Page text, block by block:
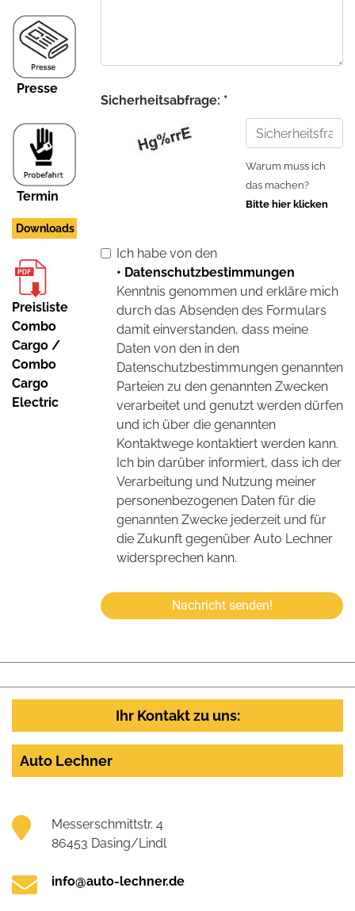
Presse
Termin
Downloads
Preisliste
Combo
Cargo /
Combo
Cargo
Electric
Sicherheitsabfrage: *
Warum muss ich
das machen?
Bitte hier klicken
Ich habe von den
• Datenschutzbestimmungen
Kenntnis genommen und erkläre mich
durch das Absenden des Formulars
damit einverstanden, dass meine
Daten von den in den
Datenschutzbestimmungen genannten
Parteien zu den genannten Zwecken
verarbeitet und genutzt werden dürfen
und ich über die genannten
Kontaktwege kontaktiert werden kann.
Ich bin darüber informiert, dass ich der
Verarbeitung und Nutzung meiner
personenbezogenen Daten für die
genannten Zwecke jederzeit und für
die Zukunft gegenüber Auto Lechner
widersprechen kann.
Nachricht senden!
Ihr Kontakt zu uns:
Auto Lechner
Messerschmittstr. 4
86453 Dasing/Lindl
info@auto-lechner.de